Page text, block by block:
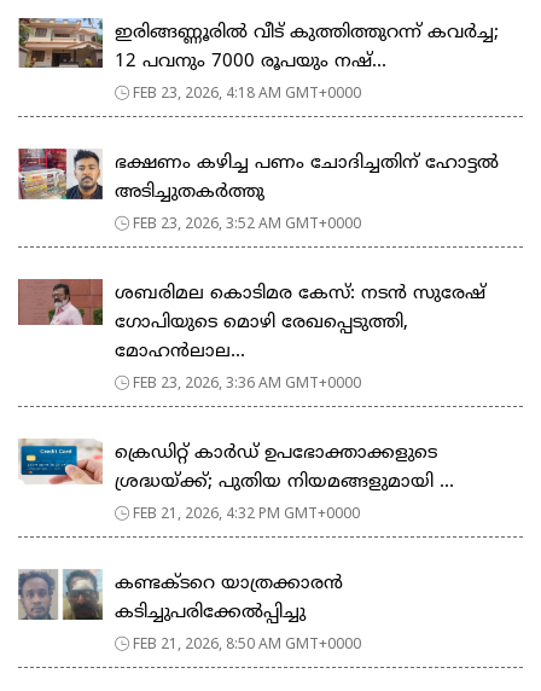
ഇരിങ്ങണ്ണൂരിൽ വീട് കുത്തിത്തുറന്ന് കവർച്ച;
12 പവനും 7000 രൂപയും നഷ്...
FEB 23, 2026, 4:18 AM GMT+0000
ഭക്ഷണം കഴിച്ച പണം ചോദിച്ചതിന് ഹോട്ടൽ
അടിച്ചുതകർത്തു
FEB 23, 2026, 3:52 AM GMT+0000
ശബരിമല കൊടിമര കേസ്: നടൻ സുരേഷ്
ഗോപിയുടെ മൊഴി രേഖപ്പെടുത്തി,
മോഹൻലാല...
FEB 23, 2026, 3:36 AM GMT+0000
ക്രെഡിറ്റ് കാർഡ് ഉപഭോക്താക്കളുടെ
ശ്രദ്ധയ്ക്ക്; പുതിയ നിയമങ്ങളുമായി ...
FEB 21, 2026, 4:32 PM GMT+0000
കണ്ടക്ടറെ യാത്രക്കാരൻ
കടിച്ചുപരിക്കേൽപ്പിച്ചു
FEB 21, 2026, 8:50 AM GMT+0000